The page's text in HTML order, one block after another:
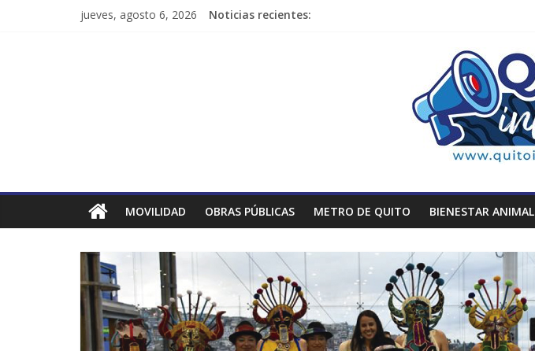
jueves, agosto 6, 2026 Noticias recientes:
MOVILIDAD OBRAS PÚBLICAS METRO DE QUITO BIENESTAR ANIMAL